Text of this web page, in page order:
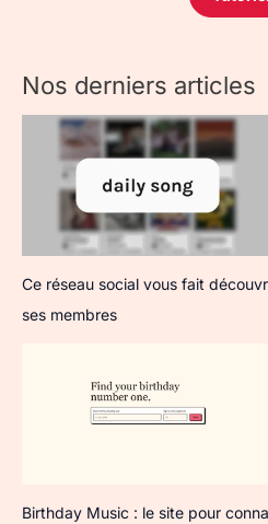
Nos derniers articles
Ce réseau social vous fait
ses membres
Birthday Music : le site pour